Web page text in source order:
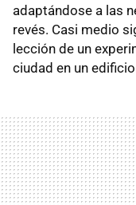
adaptándose a las
revés. Casi medio
lección de un
ciudad en un